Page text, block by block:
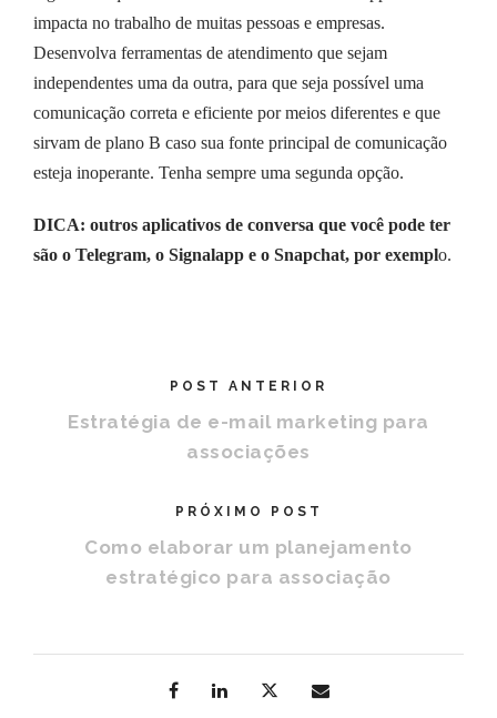
impacta no trabalho de muitas pessoas e empresas.
Desenvolva ferramentas de atendimento que sejam
independentes uma da outra, para que seja possível uma
comunicação correta e eficiente por meios diferentes e que
sirvam de plano B caso sua fonte principal de comunicação
esteja inoperante. Tenha sempre uma segunda opção.
DICA: outros aplicativos de conversa que você pode ter
são o Telegram, o Signalapp e o Snapchat, por exemplo.
POST ANTERIOR
Estratégia de e-mail marketing para
associações
PRÓXIMO POST
Como elaborar um planejamento
estratégico para associação